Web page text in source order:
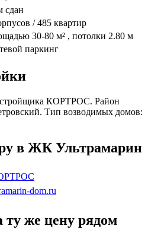
сдан
/ 485 квартир
30-80 м² , потолки 2.80 м
паркинг
КОРТРОС. Район
Тип возводимых домов:
в ЖК Ультрамарин
dom.ru
ту же цену рядом